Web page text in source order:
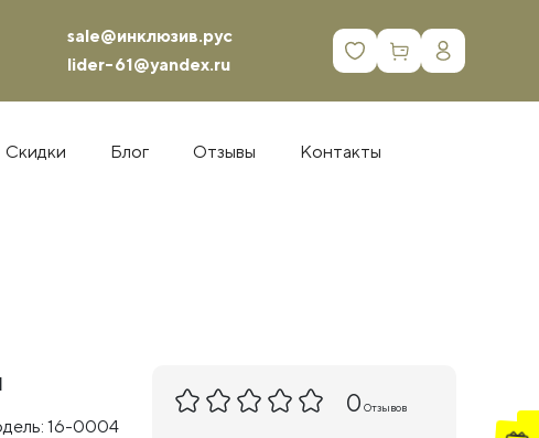
sale@инклюзив.рус
lider-61@yandex.ru
0
Скидки Блог Отзывы Контакты
16-0004
0 Отзывов